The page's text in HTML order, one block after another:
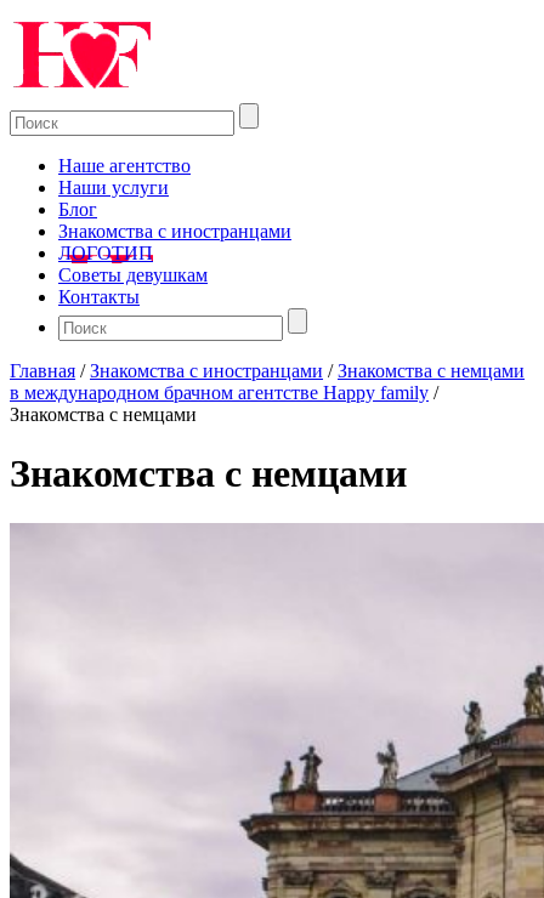
Наше агентство
Наши услуги
Блог
Знакомства с иностранцами
ЛОГОТИП
Советы девушкам
Контакты
Главная /Знакомства с иностранцами /Знакомства с немцами
в международном брачном агентстве Happy family /
Знакомства с немцами
Знакомства с немцами